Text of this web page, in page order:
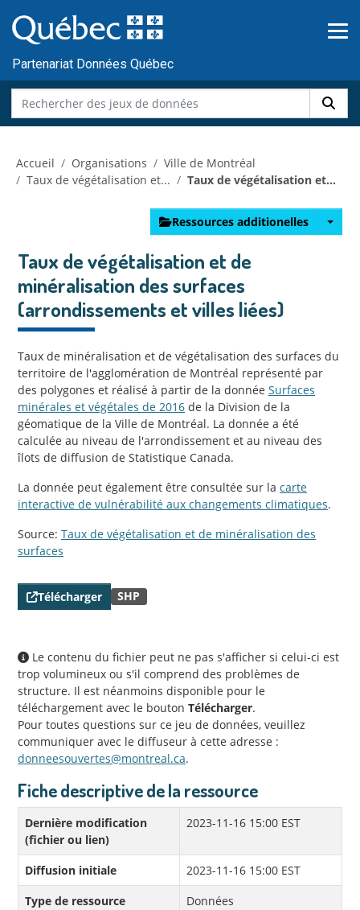
au
contenu
Partenariat Données Québec
Accueil Organisations
Ville de Montréal
Taux de végétalisation et...
Taux de végétalisation et...
Ressources additionelles
Taux de végétalisation et de
minéralisation des surfaces
(arrondissements et villes liées)
Taux de minéralisation et de végétalisation des surfaces du
territoire de l'agglomération de Montréal représenté par
des polygones et réalisé à partir de la donnée Surfaces
minérales et végétales de 2016 de la Division de la
géomatique de la Ville de Montréal. La donnée a été
calculée au niveau de l'arrondissement et au niveau des
îlots de diffusion de Statistique Canada.
La donnée peut également être consultée sur la carte
interactive de vulnérabilité aux changements climatiques.
Source: Taux de végétalisation et de minéralisation des
surfaces
Télécharger SHP
Le contenu du fichier peut ne pas s'afficher si celui-ci est
trop volumineux ou s'il comprend des problèmes de
structure. Il est néanmoins disponible pour le
téléchargement avec le bouton Télécharger.
Pour toutes questions sur ce jeu de données, veuillez
communiquer avec le diffuseur à cette adresse :
donneesouvertes@montreal.ca.
Fiche descriptive de la ressource
Dernière modification
(fichier ou lien)
2023-11-16 15:00 EST
Diffusion initiale
2023-11-16 15:00 EST
Type de ressource
Données